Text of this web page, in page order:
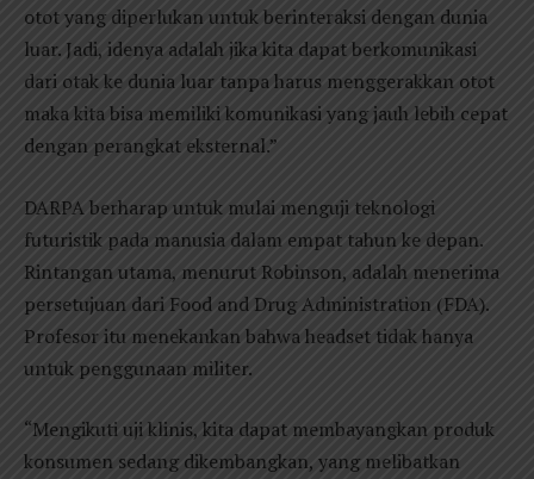
otot yang diperlukan untuk berinteraksi dengan dunia
luar. Jadi, idenya adalah jika kita dapat berkomunikasi
dari otak ke dunia luar tanpa harus menggerakkan otot
maka kita bisa memiliki komunikasi yang jauh lebih cepat
dengan perangkat eksternal.”
DARPA berharap untuk mulai menguji teknologi
futuristik pada manusia dalam empat tahun ke depan.
Rintangan utama, menurut Robinson, adalah menerima
persetujuan dari Food and Drug Administration (FDA).
Profesor itu menekankan bahwa headset tidak hanya
untuk penggunaan militer.
“Mengikuti uji klinis, kita dapat membayangkan produk
konsumen sedang dikembangkan, yang melibatkan